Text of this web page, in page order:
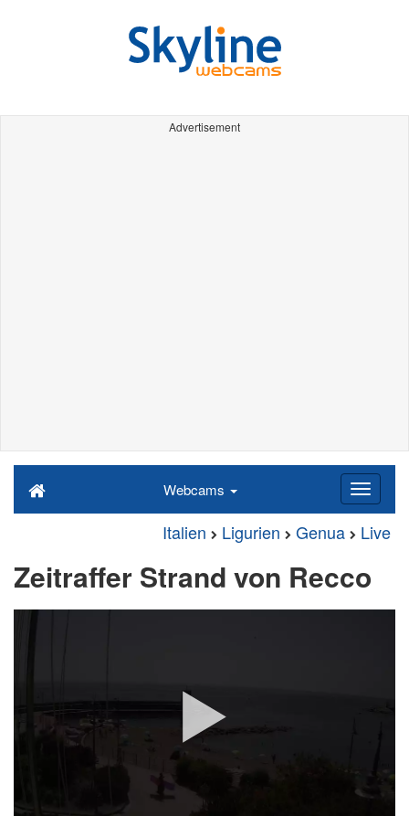
Advertisement
Webcams
Italien Ligurien Genua Live
Zeitraffer Strand von Recco